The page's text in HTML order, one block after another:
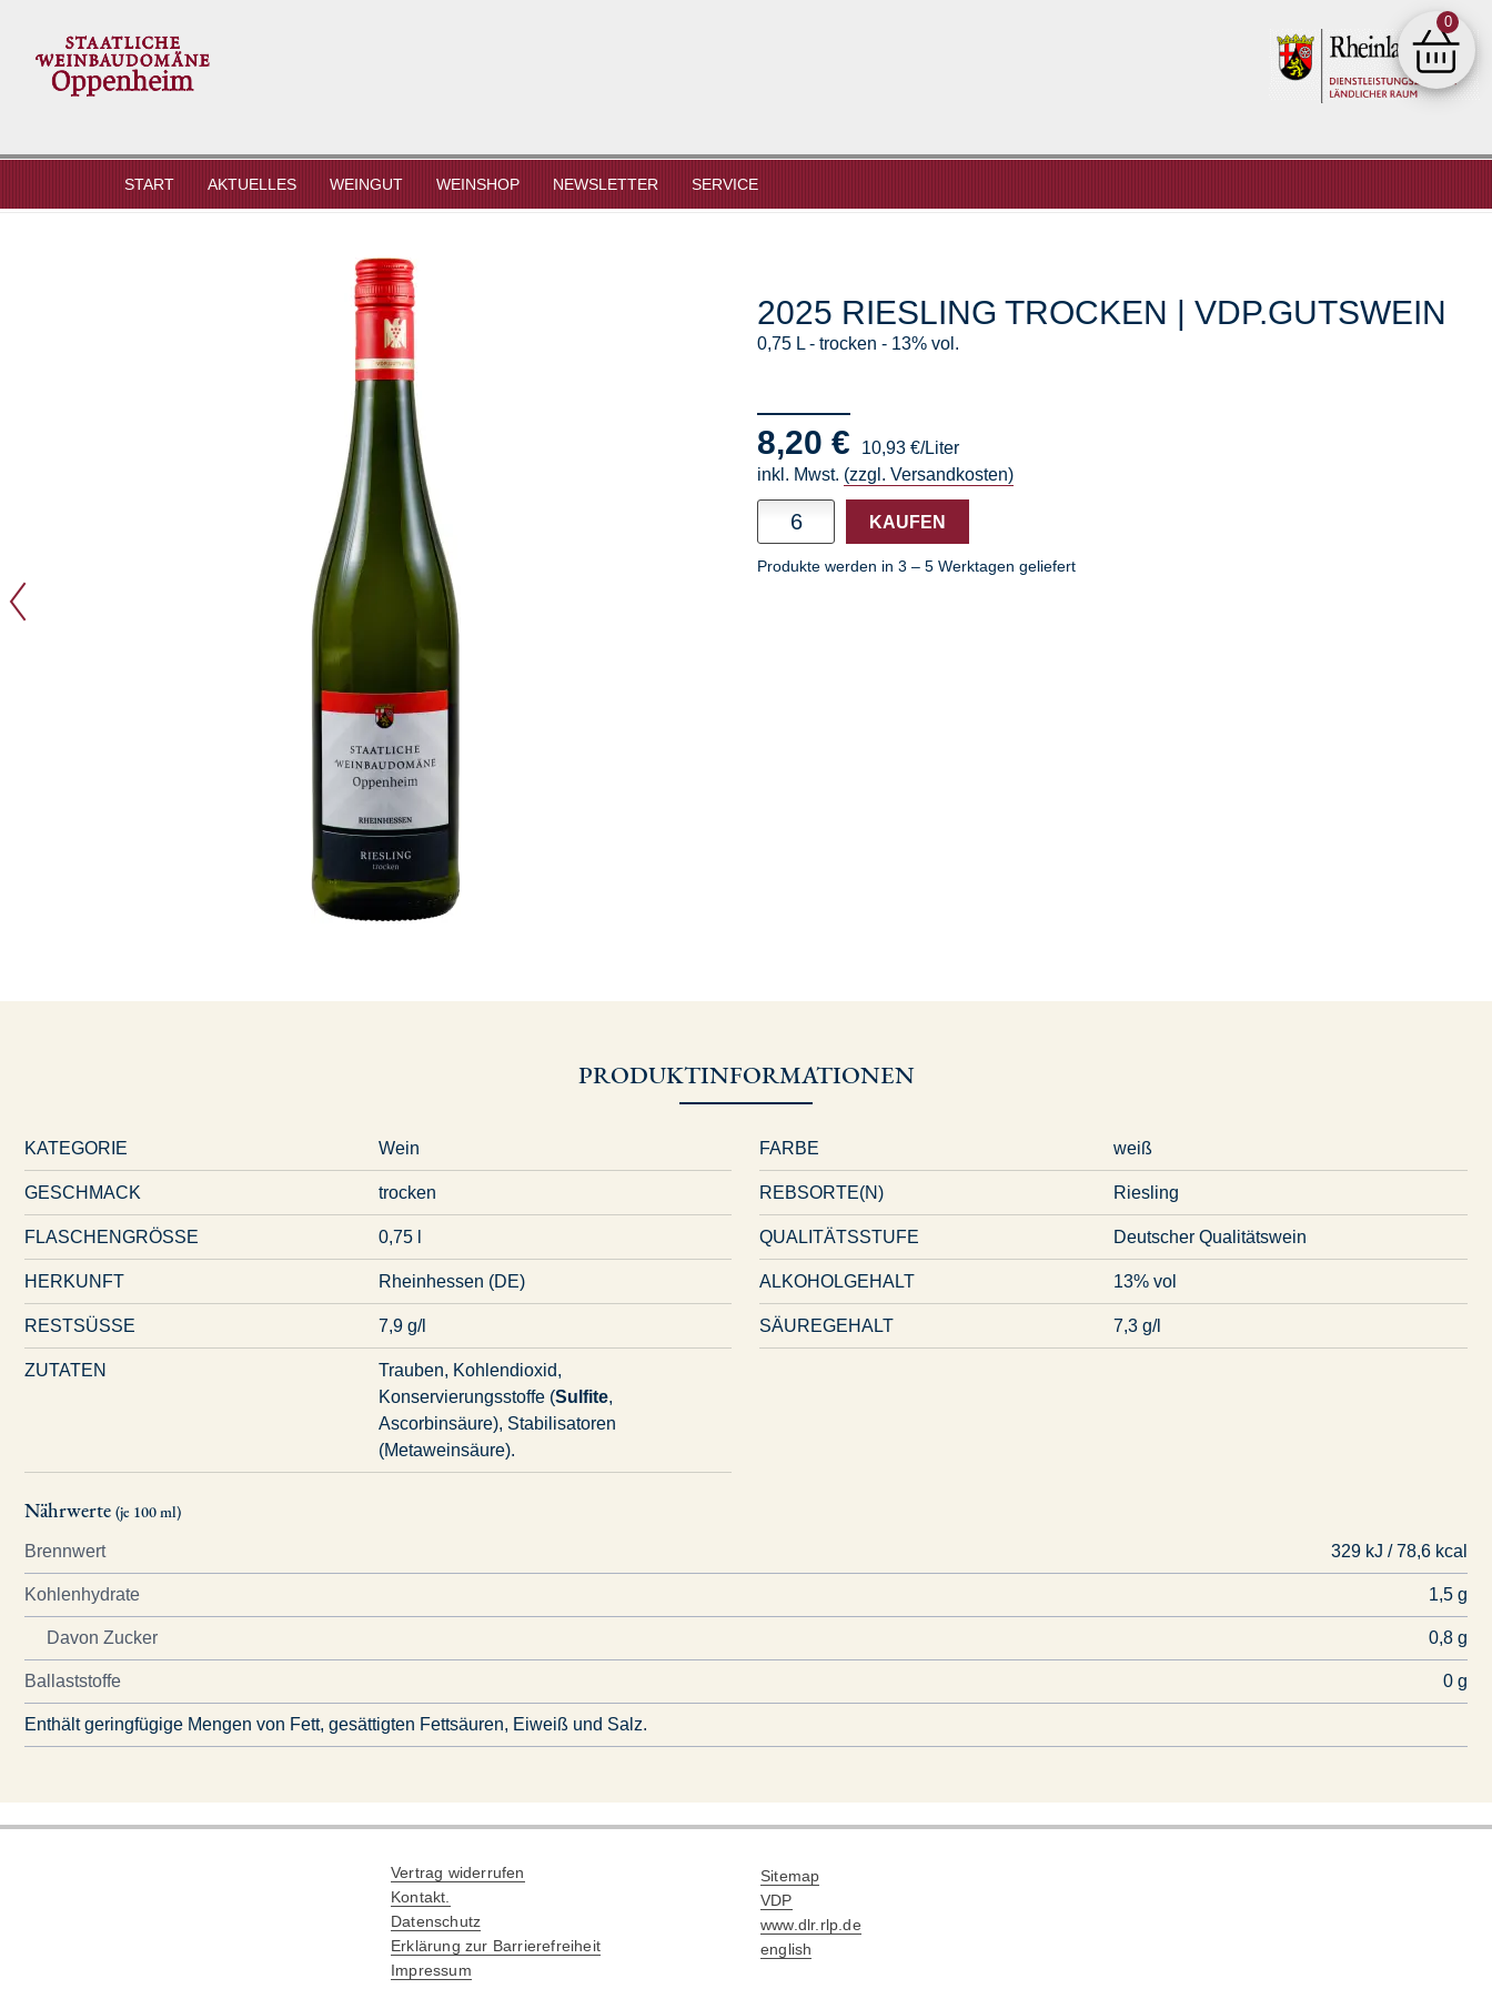
AKTUELLES WEINGUT WEINSHOP NEWSLETTER SERVICE
Shop
0
2025 RIESLING TROCKEN | VDP.GUTSWEIN
0,75 L trocken 13% vol.
8,20 €
10,93 €/Liter
inkl. Mwst. (zzgl. Versandkosten)
Menge
KAUFEN
Produkte werden in 3 – 5 Werktagen geliefert
PRODUKTINFORMATIONEN
KATEGORIE Wein FARBE weiß
GESCHMACK trocken REBSORTE(N) Riesling
FLASCHENGRÖSSE 0,75 l QUALITÄTSSTUFE Deutscher Qualitätswein
HERKUNFT Rheinhessen (DE) ALKOHOLGEHALT 13% vol
RESTSÜSSE 7,9 g/l SÄUREGEHALT 7,3 g/l
ZUTATEN
Trauben, Kohlendioxid,
Konservierungsstoffe (Sulfite,
Ascorbinsäure), Stabilisatoren
(Metaweinsäure).
Nährwerte (je 100 ml)
Brennwert 329 kJ / 78,6 kcal
Kohlenhydrate 1,5 g
Davon Zucker 0,8 g
Ballaststoffe 0 g
Enthält geringfügige Mengen von Fett, gesättigten Fettsäuren, Eiweiß und Salz.
Vertrag widerrufen
Kontakt.
Datenschutz
Erklärung zur Barrierefreiheit
Impressum
Sitemap
VDP
www.dlr.rlp.de
english